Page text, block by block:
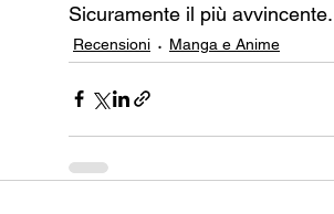
Sicuramente il più avvincente.
Recensioni Manga e Anime